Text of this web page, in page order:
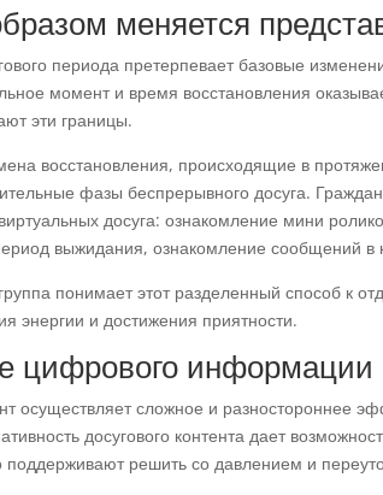
меняется
периода претерпевает базовые
момент и время восстановления
эти границы.
восстановления, происходящие в
фазы беспрерывного досуга.
досуга: ознакомление мини
выжидания, ознакомление сообщений в
понимает этот разделенный способ к
энергии и достижения приятности.
цифрового информации
осуществляет сложное и разностороннее
досугового контента дает
поддерживают решить со давлением и